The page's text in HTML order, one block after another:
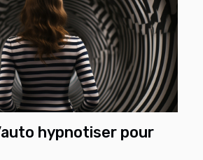
hypnotiser pour